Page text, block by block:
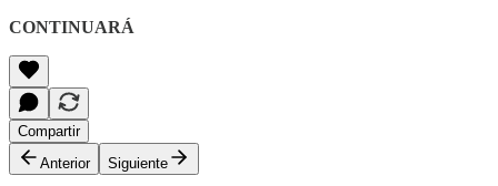
CONTINUARÁ
Compartir
Anterior
Siguiente